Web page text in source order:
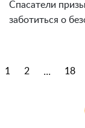
Спасатели
заботиться о
1 2 ... 18